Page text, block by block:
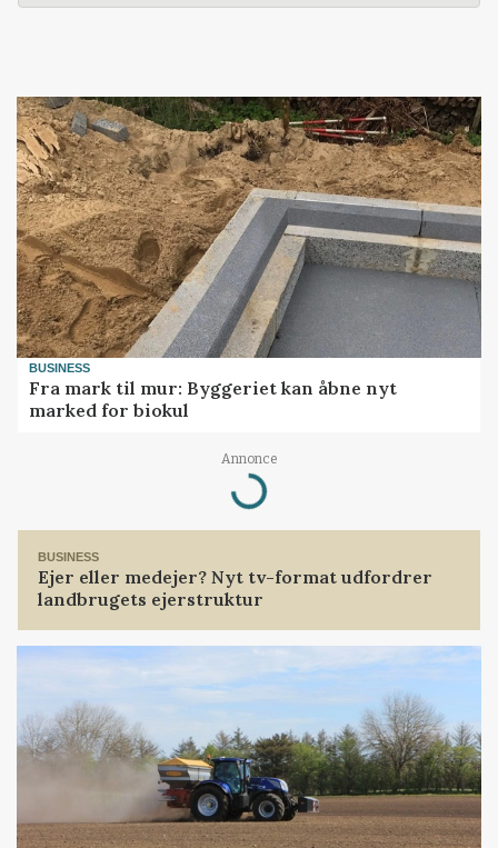
BUSINESS
Fra mark til mur: Byggeriet kan åbne nyt
marked for biokul
Annonce
Loading...
BUSINESS
Ejer eller medejer? Nyt tv-format udfordrer
landbrugets ejerstruktur